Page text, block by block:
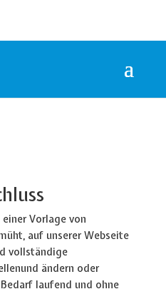
einer Vorlage von
auf unserer Webseite
vollständige
ändern oder
laufend und ohne